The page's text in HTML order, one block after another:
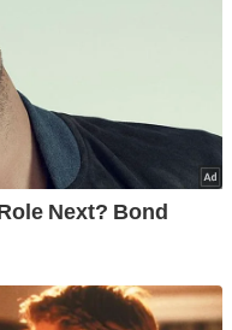
¡Fernando
Alonso, piloto de F1 para
puro gusto de un amante